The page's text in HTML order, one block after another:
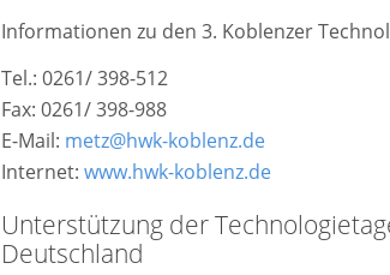
Informationen zu den 3. Koblenzer
Tel.: 0261/ 398-512
Fax: 0261/ 398-988
E-Mail: metz@hwk-koblenz.de
Internet: www.hwk-koblenz.de
Unterstützung der
Deutschland